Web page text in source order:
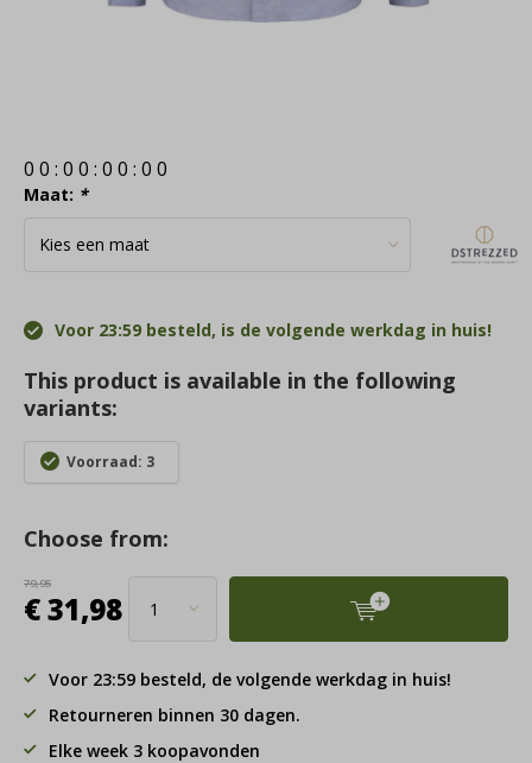
0 0 : 0 0 : 0 0 : 0 0
Maat: *
Voor 23:59 besteld, is de volgende werkdag in huis!
This product is available in the following
variants:
Voorraad: 3
Choose from:
79,95
€ 31,98
Voor 23:59 besteld, de volgende werkdag in huis!
Retourneren binnen 30 dagen.
Elke week 3 koopavonden